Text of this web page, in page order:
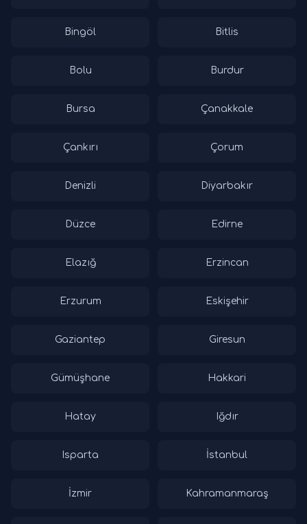
Bingöl Bitlis
Bolu Burdur
Bursa Çanakkale
Çankırı Çorum
Denizli Diyarbakır
Düzce Edirne
Elazığ Erzincan
Erzurum Eskişehir
Gaziantep Giresun
Gümüşhane Hakkari
Hatay Iğdır
Isparta İstanbul
İzmir Kahramanmaraş